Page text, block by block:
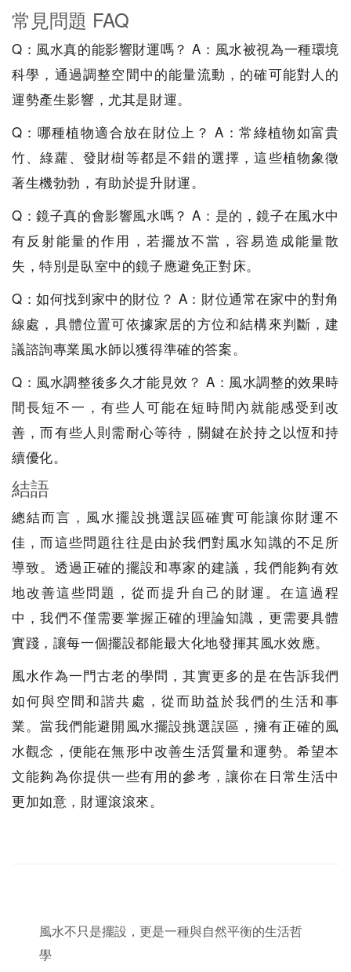
常見問題 FAQ
Q：風水真的能影響財運嗎？ A：風水被視為一種環境
科學，通過調整空間中的能量流動，的確可能對人的
運勢產生影響，尤其是財運。
Q：哪種植物適合放在財位上？ A：常綠植物如富貴
竹、綠蘿、發財樹等都是不錯的選擇，這些植物象徵
著生機勃勃，有助於提升財運。
Q：鏡子真的會影響風水嗎？ A：是的，鏡子在風水中
有反射能量的作用，若擺放不當，容易造成能量散
失，特別是臥室中的鏡子應避免正對床。
Q：如何找到家中的財位？ A：財位通常在家中的對角
線處，具體位置可依據家居的方位和結構來判斷，建
議諮詢專業風水師以獲得準確的答案。
Q：風水調整後多久才能見效？ A：風水調整的效果時
間長短不一，有些人可能在短時間內就能感受到改
善，而有些人則需耐心等待，關鍵在於持之以恆和持
續優化。
結語
總結而言，風水擺設挑選誤區確實可能讓你財運不
佳，而這些問題往往是由於我們對風水知識的不足所
導致。透過正確的擺設和專家的建議，我們能夠有效
地改善這些問題，從而提升自己的財運。在這過程
中，我們不僅需要掌握正確的理論知識，更需要具體
實踐，讓每一個擺設都能最大化地發揮其風水效應。
風水作為一門古老的學問，其實更多的是在告訴我們
如何與空間和諧共處，從而助益於我們的生活和事
業。當我們能避開風水擺設挑選誤區，擁有正確的風
水觀念，便能在無形中改善生活質量和運勢。希望本
文能夠為你提供一些有用的參考，讓你在日常生活中
更加如意，財運滾滾來。
風水不只是擺設，更是一種與自然平衡的生活哲
學